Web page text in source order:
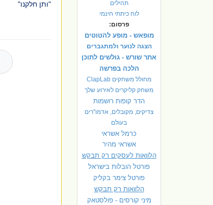
תהילים
לוח כיתתי חינמי
פרסום:
מופאש - מופע להטוטים
הצגה לנוער ולמתגברים
אתר שורש - גולשים לתוכן
הלכה בפרשה
מחולל משחקים ClapLab
משחק קליקרים לאירוע שלך
הדר קופות רושמות
צדיקים, מקובלים, אדמו"רים
בעולם
כרמל אשראי
אשראי מהיר
הלוואות לעסקים רק תבקש
פורטל הובלות בישראל
פורטל צימר בקליק
הלוואות רק תבקש
מיני קורסים - פולסטאק
"ותן חלקנו"